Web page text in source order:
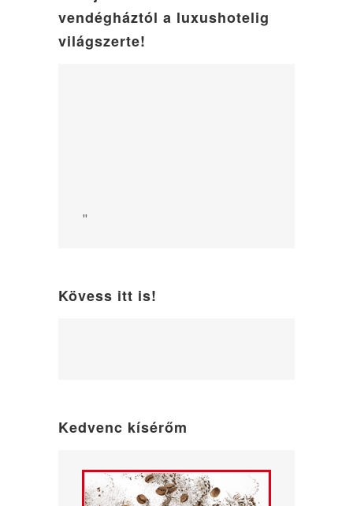
vendégháztól a luxushotelig
világszerte!
"
Kövess itt is!
Kedvenc kísérőm